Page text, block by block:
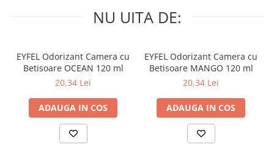
NU UITA DE:
EYFEL Odorizant Camera cu
Betisoare OCEAN 120 ml
20,34 Lei
ADAUGA IN COS
EYFEL Odorizant Camera cu
Betisoare MANGO 120 ml
20,34 Lei
ADAUGA IN COS